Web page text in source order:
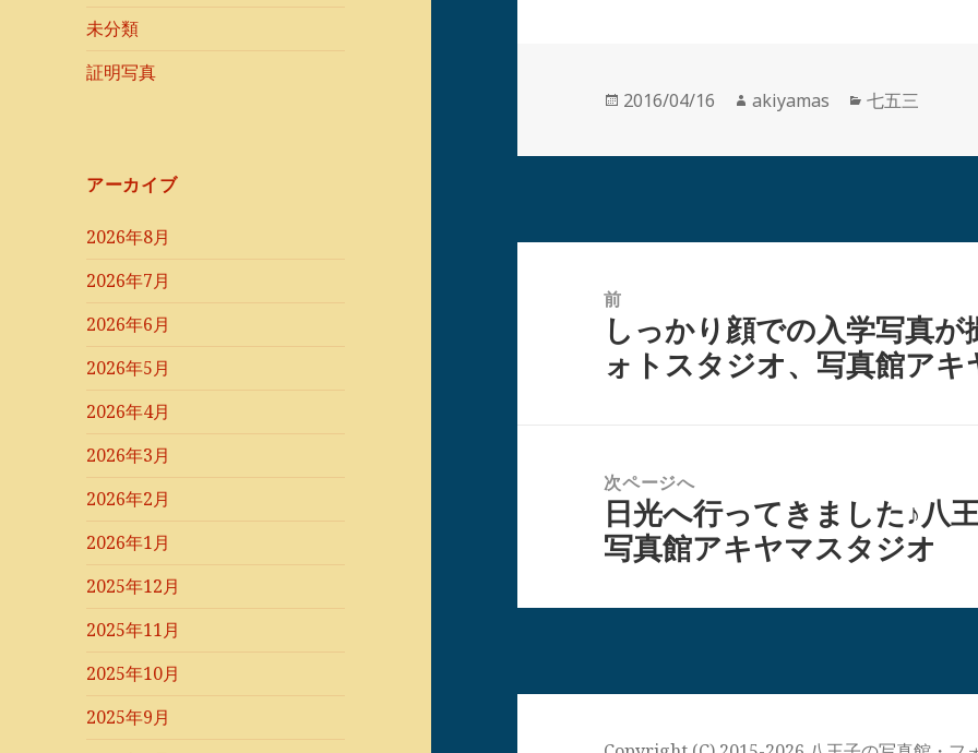
未分類
証明写真
アーカイブ
2026年8月
2026年7月
2026年6月
2026年5月
2026年4月
2026年3月
2026年2月
2026年1月
2025年12月
2025年11月
2025年10月
2025年9月
投
日:
2016/04/16
作
者
akiyamas
カ
ゴ
七五三
前
前
の
しっかり顔での入学写真
ォトスタジオ、写真館アキ
次ページへ
次
の
稿:
日光へ行ってきました♪八
写真館アキヤマスタジオ